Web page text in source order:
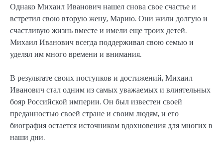
Однако Михаил Иванович нашел снова свое счастье и
встретил свою вторую жену, Марию. Они жили долгую и
счастливую жизнь вместе и имели еще троих детей.
Михаил Иванович всегда поддерживал свою семью и
уделял им много времени и внимания.
В результате своих поступков и достижений, Михаил
Иванович стал одним из самых уважаемых и влиятельных
бояр Российской империи. Он был известен своей
преданностью своей стране и своим людям, и его
биография остается источником вдохновения для многих в
наши дни.